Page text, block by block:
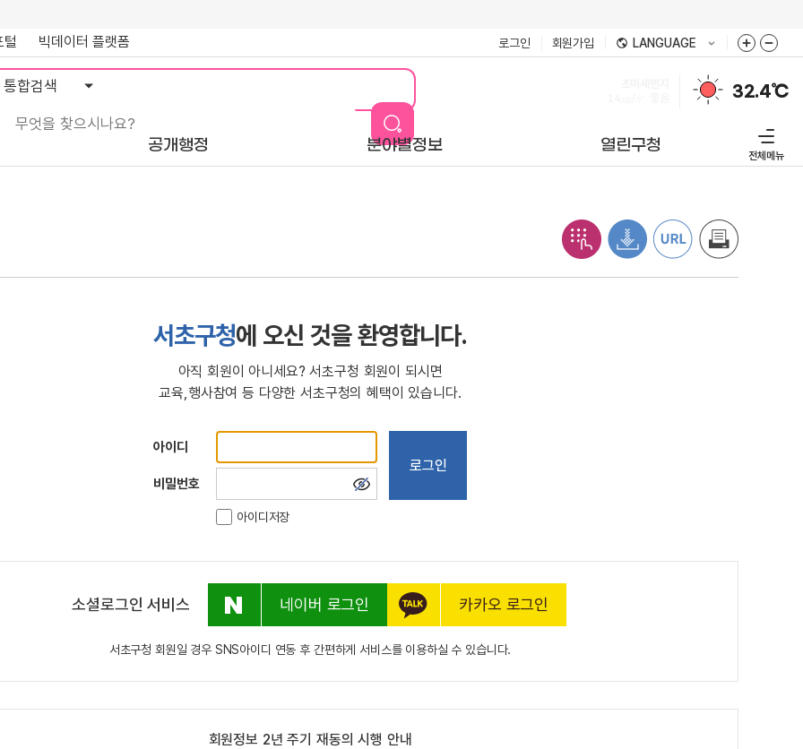
털 빅데이터 플랫폼 로그인 회원가입 LANGUAGE
32.4℃
공개행정 분야별정보 열린구청
전체메뉴
서초구청에 오신 것을 환영합니다.
아직 회원이 아니세요? 서초구청 회원이 되시면
교육,행사참여 등 다양한 서초구청의 혜택이 있습니다.
원
아이디
비밀번호
아이디저장
소셜로그인 서비스 네이버 로그인 카카오 로그인
서초구청 회원일 경우 SNS아이디 연동 후 간편하게 서비스를 이용하실 수 있습니다.
회원정보 2년 주기 재동의 시행 안내